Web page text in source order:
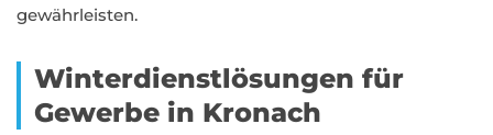
gewährleisten.
Winterdienstlösungen für
Gewerbe in Kronach